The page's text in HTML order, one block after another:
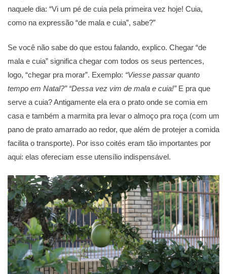
naquele dia: “Vi um pé de cuia pela primeira vez hoje! Cuia,
como na expressão “de mala e cuia”, sabe?”
Se você não sabe do que estou falando, explico. Chegar “de
mala e cuia” significa chegar com todos os seus pertences,
logo, “chegar pra morar”. Exemplo: “Viesse passar quanto
tempo em Natal?” “Dessa vez vim de mala e cuia!”E pra que
serve a cuia? Antigamente ela era o prato onde se comia em
casa e também a marmita pra levar o almoço pra roça (com um
pano de prato amarrado ao redor, que além de protejer a comida
facilita o transporte). Por isso coités eram tão importantes por
aqui: elas ofereciam esse utensílio indispensável.